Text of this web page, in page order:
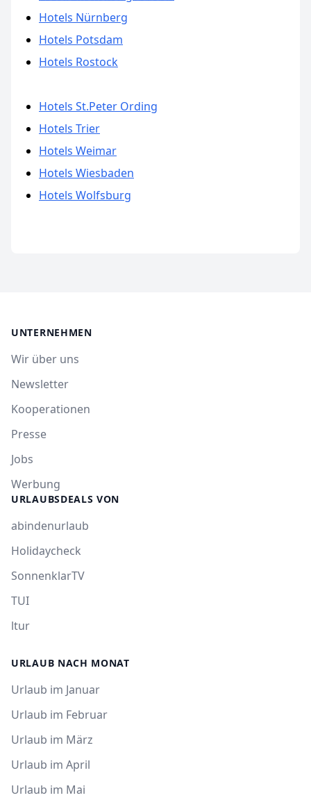
Hotels Nürnberg
Hotels Potsdam
Hotels Rostock
Hotels St.Peter Ording
Hotels Trier
Hotels Weimar
Hotels Wiesbaden
Hotels Wolfsburg
UNTERNEHMEN
Wir über uns
Newsletter
Kooperationen
Presse
Jobs
Werbung
URLAUBSDEALS VON
abindenurlaub
Holidaycheck
SonnenklarTV
TUI
ltur
URLAUB NACH MONAT
Urlaub im Januar
Urlaub im Februar
Urlaub im März
Urlaub im April
Urlaub im Mai